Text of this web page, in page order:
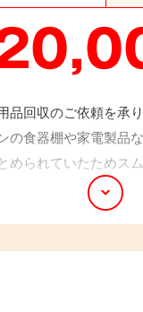
品回収のご依頼を承
の食器棚や家電製品
められていたためス